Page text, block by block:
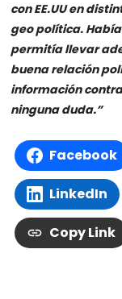
con EE.UU en
geo política.
permitía llevar
buena relación
información
ninguna duda.”
Facebook
LinkedIn
Copy Link